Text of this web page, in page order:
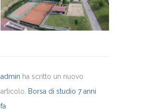
admin ha scritto un nuovo
articolo, Borsa di studio 7 anni
fa